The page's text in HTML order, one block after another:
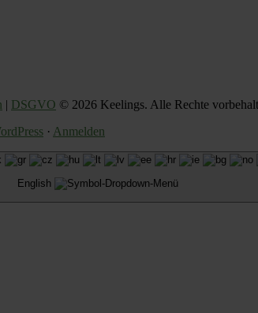
| DSGVO © 2026 Keelings. Alle Rechte
· Anmelden
English